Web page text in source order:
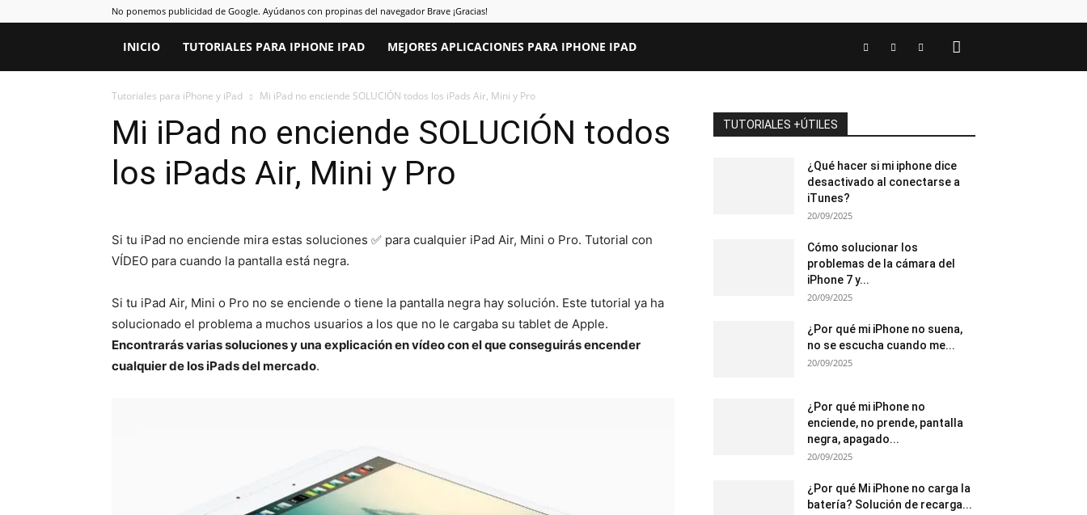
No ponemos publicidad de Google. Ayúdanos con propinas del navegador Brave ¡Gracias!
INICIO TUTORIALES PARA IPHONE IPAD MEJORES APLICACIONES PARA IPHONE IPAD
Tutoriales para iPhone y iPad Mi iPad no enciende SOLUCIÓN todos los iPads Air, Mini y Pro
Mi iPad no enciende SOLUCIÓN todos
los iPads Air, Mini y Pro
Si tu iPad no enciende mira estas soluciones ✅ para cualquier iPad Air, Mini o Pro. Tutorial con
VÍDEO para cuando la pantalla está negra.
Si tu iPad Air, Mini o Pro no se enciende o tiene la pantalla negra hay solución. Este tutorial ya ha
solucionado el problema a muchos usuarios a los que no le cargaba su tablet de Apple.
Encontrarás varias soluciones y una explicación en vídeo con el que conseguirás encender
cualquier de los iPads del mercado.
TUTORIALES +ÚTILES
¿Qué hacer si mi iphone dice
desactivado al conectarse a
iTunes?
20/09/2025
Cómo solucionar los
problemas de la cámara del
iPhone 7 y...
20/09/2025
¿Por qué mi iPhone no suena,
no se escucha cuando me...
20/09/2025
¿Por qué mi iPhone no
enciende, no prende, pantalla
negra, apagado...
20/09/2025
¿Por qué Mi iPhone no carga la
batería? Solución de recarga...